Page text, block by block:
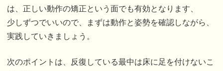
は、正しい動作の矯正という面でも有効となります、
少しずつでいいので、まずは動作と姿勢を確認しながら、
実践していきましょう。
次のポイントは、反復している最中は床に足を付けないこ